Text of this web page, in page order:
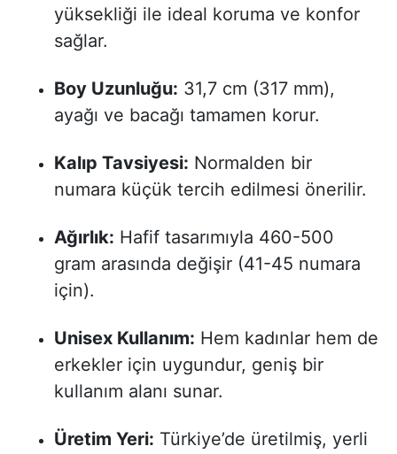
yüksekliği ile ideal koruma ve konfor
sağlar.
Boy Uzunluğu: 31,7 cm (317 mm),
ayağı ve bacağı tamamen korur.
Kalıp Tavsiyesi: Normalden bir
numara küçük tercih edilmesi önerilir.
Ağırlık: Hafif tasarımıyla 460-500
gram arasında değişir (41-45 numara
için).
Unisex Kullanım: Hem kadınlar hem de
erkekler için uygundur, geniş bir
kullanım alanı sunar.
Üretim Yeri: Türkiye’de üretilmiş, yerli